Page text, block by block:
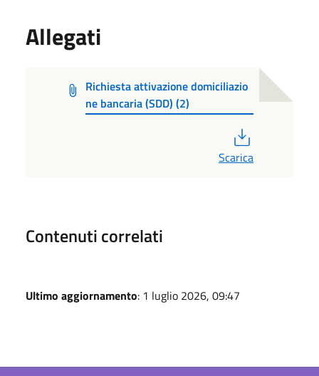
Allegati
Richiesta attivazione domiciliazio
ne bancaria (SDD) (2)
Scarica
Contenuti correlati
Ultimo aggiornamento: 1 luglio 2026, 09:47